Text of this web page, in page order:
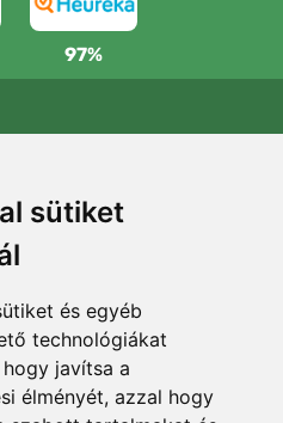
sütiket
és egyéb
technológiákat
javítsa a
élményét, azzal hogy
97%
összeg felett: 80 EUR
bármikor visszaküldheti vagy
ot
egy fát! Bővebben